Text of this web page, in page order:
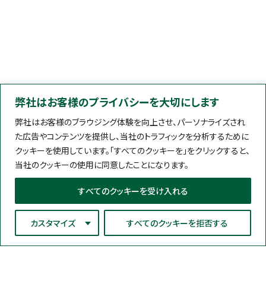
弊社はお客様のプライバシーを大切にします
弊社はお客様のブラウジング体験を向上させ、パーソナライズされ
た広告やコンテンツを提供し、当社のトラフィックを分析するために
クッキーを使用しています。「すべてのクッキーを」をクリックすると、
当社のクッキーの使用に同意したことになります。
カスタマイズ すべてのクッキーを拒否する
すべてのクッキーを受け入れる